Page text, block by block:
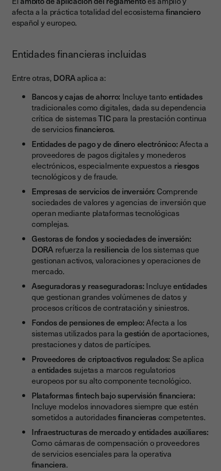
afecta a la práctica totalidad del ecosistemafinanciero
español y europeo.
Entidades financieras incluidas
Entre otras, DORAaplica a:
Bancos y cajas de ahorro: Incluye tantoentidades
tradicionales como digitales, dada su dependencia
crítica de sistemasTIC para la prestación continua
de serviciosfinancieros.
Entidades de pago y de dinero electrónico:Afecta a
proveedores de pagos digitales y monederos
electrónicos, especialmente expuestos a riesgos
tecnológicos y de fraude.
Empresas de servicios de inversión: Comprende
sociedades de valores y agencias de inversión que
operan mediante plataformas tecnológicas
complejas.
Gestoras de fondos y sociedades de inversión:
DORArefuerza la resiliencia de los sistemas que
gestionan activos, valoraciones y operaciones de
mercado.
Aseguradoras y reaseguradoras: Incluyeentidades
que gestionan grandes volúmenes de datos y
procesos críticos de contratación y siniestros.
Fondos de pensiones de empleo:Afecta a los
sistemas utilizados para lagestiónde aportaciones,
prestaciones y datos de partícipes.
Proveedores de criptoactivos regulados: Se aplica
aentidadessujetas a marcos regulatorios
europeos por su alto componente tecnológico.
Plataformas fintech bajo supervisión financiera:
Incluye modelos innovadores siempre que estén
sometidos a autoridadesfinancierascompetentes.
Infraestructuras de mercado y entidades auxiliares:
Como cámaras de compensación o proveedores
de servicios esenciales para la operativa
financiera.